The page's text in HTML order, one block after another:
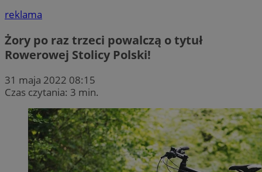
reklama
Żory po raz trzeci powalczą o tytuł
Rowerowej Stolicy Polski!
31 maja 2022 08:15
Czas czytania: 3 min.